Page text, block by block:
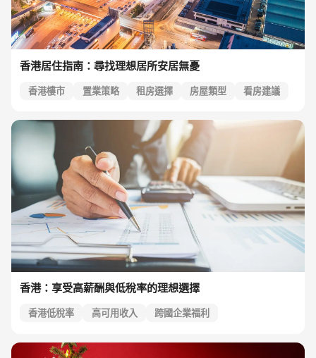
香港居住指南：尋找理想居所安居無憂
香港樓市 置業策略 租房選擇 房屋類型 看房建議
香港：享受高薪酬與低稅率的理想選擇
香港低稅率 高可用收入
跨國企業福利